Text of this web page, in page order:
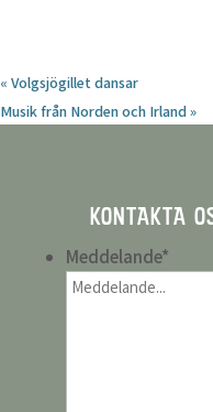
« Volgsjögillet dansar
Musik från Norden och Irland»
KONTAKTA
Meddelande*